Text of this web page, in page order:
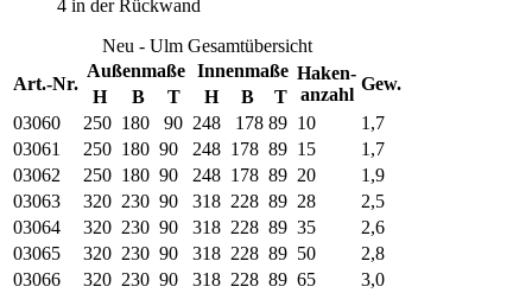
4 in der Rückwand
Neu - Ulm Gesamtübersicht
Art.-Nr.
Außenmaße Innenmaße Haken-
anzahl
Gew.
H B T H B
T
03060
250 180 90 248 178 89 10
1,7
03061
250 180 90 248 178 89 15
1,7
03062
250 180 90 248 178 89 20
1,9
03063
320 230 90 318 228 89 28
2,5
03064
320 230 90 318 228 89 35
2,6
03065
320 230 90 318 228 89 50
2,8
03066
320 230 90 318 228 89 65
3,0